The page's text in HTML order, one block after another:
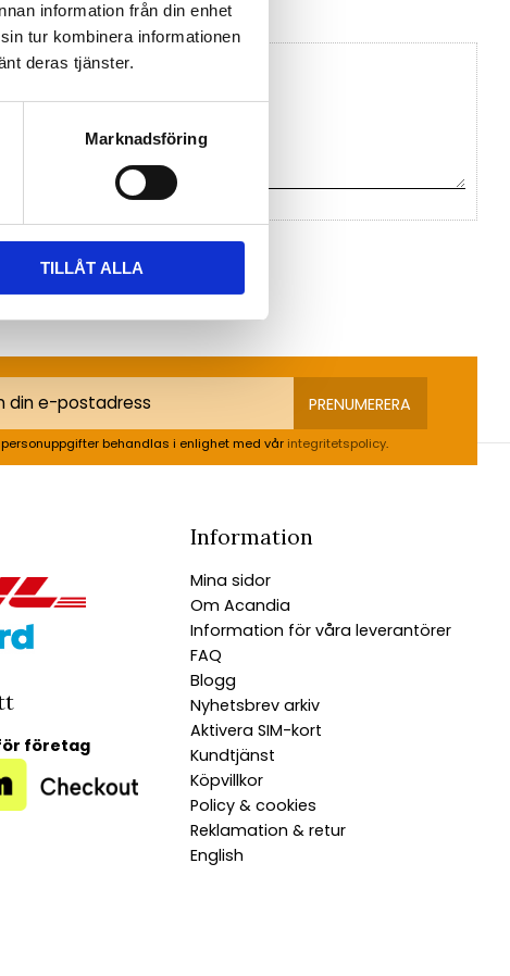
information från din enhet
tur kombinera informationen
deras tjänster.
Marknadsföring
TILLÅT ALLA
ett omdöme.
PRENUMERERA
behandlas i enlighet med vår integritetspolicy.
företag
Information
Mina sidor
Om Acandia
Information för våra leverantörer
FAQ
Blogg
Nyhetsbrev arkiv
Aktivera SIM-kort
Kundtjänst
Köpvillkor
Policy & cookies
Reklamation & retur
English